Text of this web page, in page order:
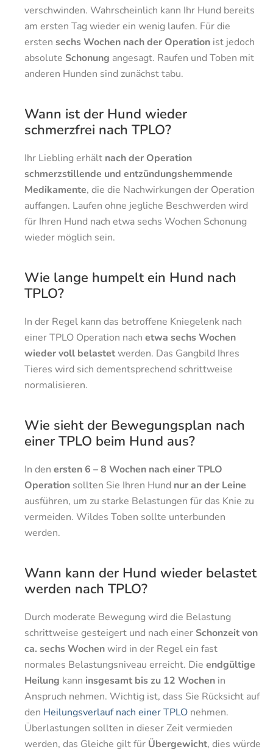
verschwinden. Wahrscheinlich kann Ihr Hund bereits
am ersten Tag wieder ein wenig laufen. Für die
ersten sechs Wochen nach der Operation ist jedoch
absolute Schonung angesagt. Raufen und Toben mit
anderen Hunden sind zunächst tabu.
Wann ist der Hund wieder
schmerzfrei nach TPLO?
Ihr Liebling erhält nach der Operation
schmerzstillende und entzündungshemmende
Medikamente, die die Nachwirkungen der Operation
auffangen. Laufen ohne jegliche Beschwerden wird
für Ihren Hund nach etwa sechs Wochen Schonung
wieder möglich sein.
Wie lange humpelt ein Hund nach
TPLO?
In der Regel kann das betroffene Kniegelenk nach
einer TPLO Operation nach etwa sechs Wochen
wieder voll belastetwerden. Das Gangbild Ihres
Tieres wird sich dementsprechend schrittweise
normalisieren.
Wie sieht der Bewegungsplan nach
einer TPLO beim Hund aus?
In den ersten 6 – 8 Wochen nach einer TPLO
Operation sollten Sie Ihren Hund nur an der Leine
ausführen, um zu starke Belastungen für das Knie zu
vermeiden. Wildes Toben sollte unterbunden
werden.
Wann kann der Hund wieder belastet
werden nach TPLO?
Durch moderate Bewegung wird die Belastung
schrittweise gesteigert und nach einer Schonzeit von
ca. sechs Wochenwird in der Regel ein fast
normales Belastungsniveau erreicht. Die endgültige
Heilung kann insgesamt bis zu 12 Wochen in
Anspruch nehmen. Wichtig ist, dass Sie Rücksicht auf
den Heilungsverlauf nach einer TPLO nehmen.
Überlastungen sollten in dieser Zeit vermieden
werden, das Gleiche gilt für Übergewicht, dies würde